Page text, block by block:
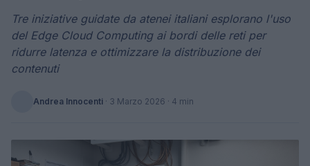
Tre iniziative guidate da atenei italiani esplorano l'uso
del Edge Cloud Computing ai bordi delle reti per
ridurre latenza e ottimizzare la distribuzione dei
contenuti
Andrea Innocenti · 3 Marzo 2026 · 4 min